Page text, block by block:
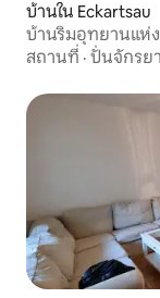
บ้านใน Eckartsau
บ้านริมอุทยานแห่
สถานที่ · ปั่นจักรย